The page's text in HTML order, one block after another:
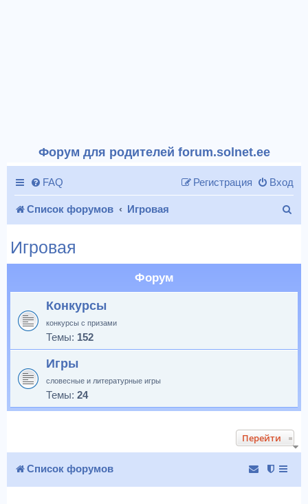
Форум для родителей forum.solnet.ee
FAQ Вход
Регистрация
Список форумов Игровая
Игровая
Форум
Конкурсы
конкурсы с призами
Темы: 152
Игры
словесные и литературные игры
Темы: 24
Перейти
Список форумов